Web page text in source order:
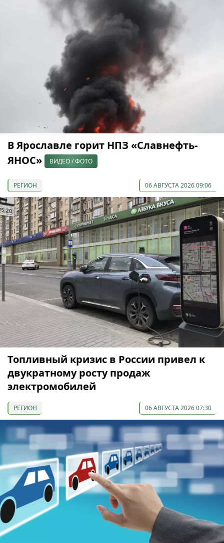
В Ярославле горит НПЗ «Славнефть-
ЯНОС»
ВИДЕО / ФОТО
РЕГИОН 06 АВГУСТА 2026 09:06
Топливный кризис в России привел к
двукратному росту продаж
электромобилей
РЕГИОН 06 АВГУСТА 2026 07:30